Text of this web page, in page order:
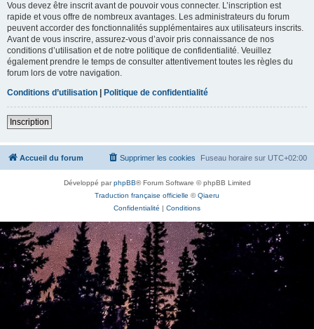
Vous devez être inscrit avant de pouvoir vous connecter. L’inscription est
rapide et vous offre de nombreux avantages. Les administrateurs du forum
peuvent accorder des fonctionnalités supplémentaires aux utilisateurs inscrits.
Avant de vous inscrire, assurez-vous d’avoir pris connaissance de nos
conditions d’utilisation et de notre politique de confidentialité. Veuillez
également prendre le temps de consulter attentivement toutes les règles du
forum lors de votre navigation.
Conditions d’utilisation
Politique de confidentialité
Inscription
Accueil du forum Fuseau horaire sur UTC+02:00
Supprimer les cookies
Développé parphpBB® Forum Software © phpBB Limited
Traduction française officielle ©Qiaeru
Confidentialité | Conditions